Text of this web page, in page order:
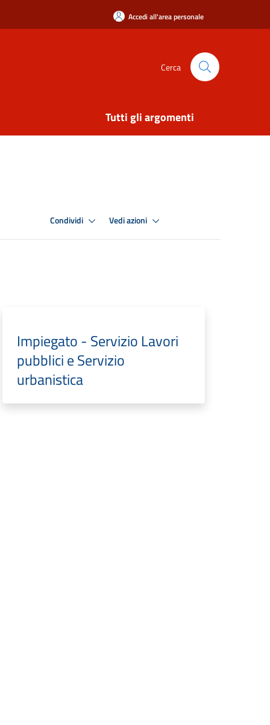
Accedi all'area personale
Cerca
Tutti gli argomenti
Condividi Vedi azioni
Impiegato - Servizio Lavori
pubblici e Servizio
urbanistica